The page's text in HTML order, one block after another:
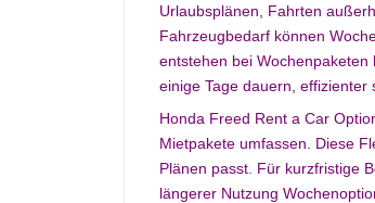
Urlaubsplänen, Fahrten
Fahrzeugbedarf können
entstehen bei
einige Tage dauern, effizienter
Honda Freed Rent a Car
Mietpakete umfassen. Diese
Plänen passt. Für kurzfristige
längerer Nutzung